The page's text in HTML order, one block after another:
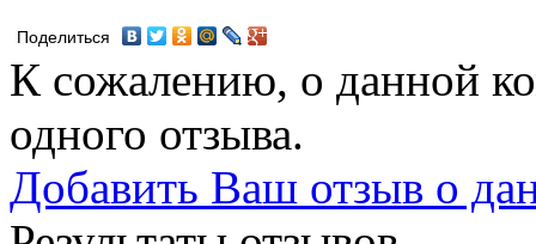
Поделиться
К сожалению, о данной
одного отзыва.
Добавить Ваш отзыв о